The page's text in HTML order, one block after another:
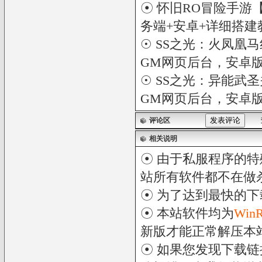
☉怀旧RO冒险手游
务端+安卓+详细搭建
☉ SS之光：火凤凰
GM网页后台，安卓
☉ SS之光：异能武
GM网页后台，安卓
评论区
相关说明
☉ 由于私服程序的特
站所有软件都不在做
☉ 为了达到最快的
☉ 本站软件均为
新版才能正常解压本
☉ 如果您发现下载链